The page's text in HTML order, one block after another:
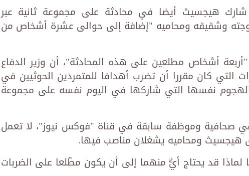
هيجسيث أيضا في محادثة على مجموعة ثانية عبر
وشقيقه ومحاميه "إضافة إلى حوالى عشرة أشخاص من
أشخاص مطلعين على هذه المحادثة"، أن وزير الدفاع
التي كان مقررا أن تضرب أهدافا للمتمردين الحوثيين في
نفسها التي شاركها في اليوم نفسه على مجموعة
صحافية وموظفة سابقة في قناة "فوكس نيوز"، لا تعمل
هيجسيث ومحاميه يشغلان مناصب فيها.
قد يحتاج أيٌّ منهما إلى أن يكون مطّلعا على الضربات